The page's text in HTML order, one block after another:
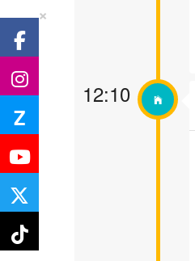
12:10
×
Z